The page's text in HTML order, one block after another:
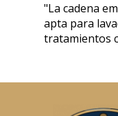
"La cadena
apta para
tratamientos